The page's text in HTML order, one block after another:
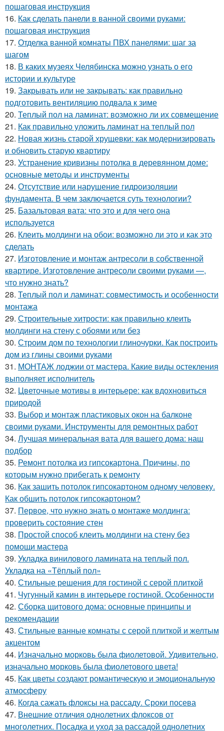
пошаговая инструкция
16. Как сделать панели в ванной своими руками:
пошаговая инструкция
17. Отделка ванной комнаты ПВХ панелями: шаг за
шагом
18. В каких музеях Челябинска можно узнать о его
истории и культуре
19. Закрывать или не закрывать: как правильно
подготовить вентиляцию подвала к зиме
20. Теплый пол на ламинат: возможно ли их совмещение
21. Как правильно уложить ламинат на теплый пол
22. Новая жизнь старой хрущевки: как модернизировать
и обновить старую квартиру
23. Устранение кривизны потолка в деревянном доме:
основные методы и инструменты
24. Отсутствие или нарушение гидроизоляции
фундамента. В чем заключается суть технологии?
25. Базальтовая вата: что это и для чего она
используется
26. Клеить молдинги на обои: возможно ли это и как это
сделать
27. Изготовление и монтаж антресоли в собственной
квартире. Изготовление антресоли своими руками —,
что нужно знать?
28. Теплый пол и ламинат: совместимость и особенности
монтажа
29. Строительные хитрости: как правильно клеить
молдинги на стену с обоями или без
30. Строим дом по технологии глиночурки. Как построить
дом из глины своими руками
31. МОНТАЖ лоджии от мастера. Какие виды остекления
выполняет исполнитель
32. Цветочные мотивы в интерьере: как вдохновиться
природой
33. Выбор и монтаж пластиковых окон на балконе
своими руками. Инструменты для ремонтных работ
34. Лучшая минеральная вата для вашего дома: наш
подбор
35. Ремонт потолка из гипсокартона. Причины, по
которым нужно прибегать к ремонту
36. Как зашить потолок гипсокартоном одному человеку.
Как обшить потолок гипсокартоном?
37. Первое, что нужно знать о монтаже молдинга:
проверить состояние стен
38. Простой способ клеить молдинги на стену без
помощи мастера
39. Укладка винилового ламината на теплый пол.
Укладка на «Тёплый пол»
40. Стильные решения для гостиной с серой плиткой
41. Чугунный камин в интерьере гостиной. Особенности
42. Сборка щитового дома: основные принципы и
рекомендации
43. Стильные ванные комнаты с серой плиткой и желтым
акцентом
44. Изначально морковь была фиолетовой. Удивительно,
изначально морковь была фиолетового цвета!
45. Как цветы создают романтическую и эмоциональную
атмосферу
46. Когда сажать флоксы на рассаду. Сроки посева
47. Внешние отличия однолетних флоксов от
многолетних. Посадка и уход за рассадой однолетних